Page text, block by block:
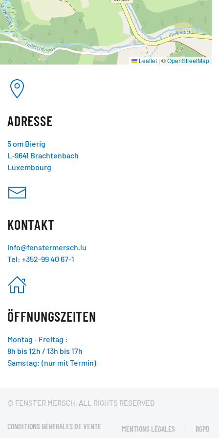
Leaflet | ©OpenStreetMap
ADRESSE
5 om Bierig
L-9641 Brachtenbach
Luxembourg
KONTAKT
info@fenstermersch.lu
Tel: +352-99 40 67-1
ÖFFNUNGSZEITEN
Montag - Freitag :
8h bis 12h / 13h bis 17h
Samstag: (nur mit Termin)
© FENSTER MERSCH. ALL RIGHTS RESERVED
CONDITIONS GÉNÉRALES DE VENTE MENTIONS LÉGALES RGPD